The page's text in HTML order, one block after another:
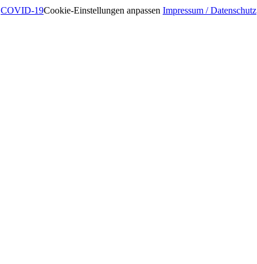
COVID-19Cookie-Einstellungen anpassen Impressum / Datenschutz